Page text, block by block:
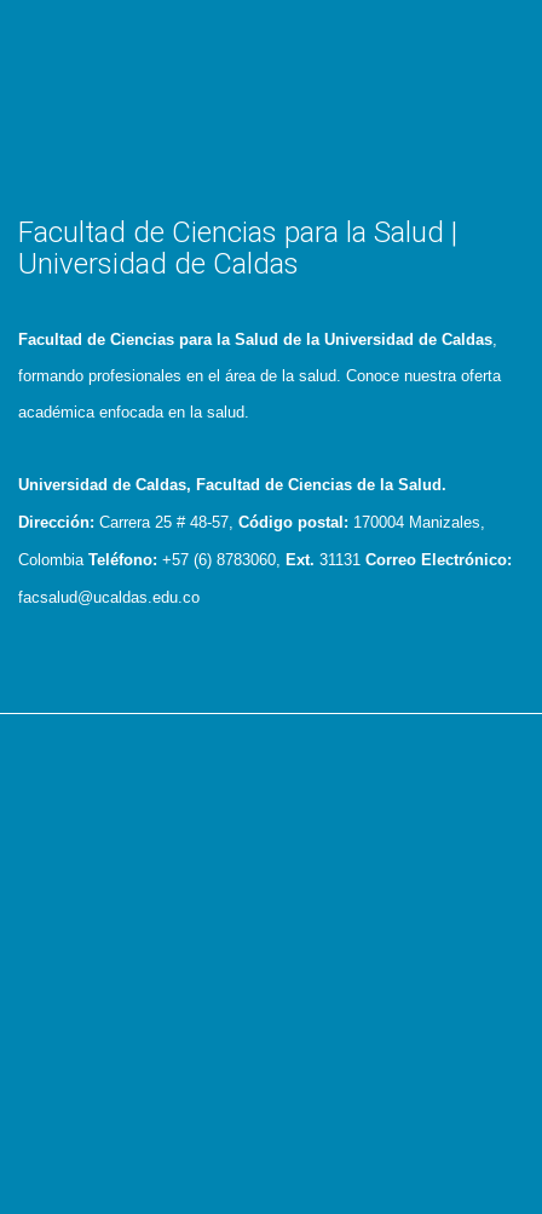
Facultad de Ciencias para la Salud |
Universidad de Caldas
Facultad de Ciencias para la Salud de la Universidad de Caldas,
formando profesionales en el área de la salud. Conoce nuestra oferta
académica enfocada en la salud.
Universidad de Caldas, Facultad de Ciencias de la Salud.
Dirección: Carrera 25 # 48-57, Código postal: 170004 Manizales,
Colombia Teléfono: +57 (6) 8783060, Ext. 31131 Correo Electrónico:
facsalud@ucaldas.edu.co